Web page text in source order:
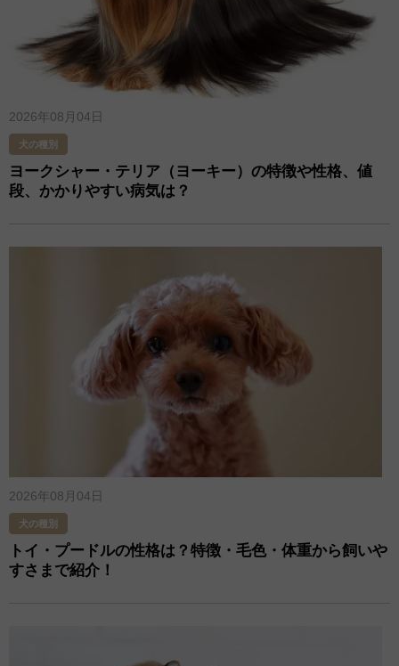
2026年08月04日
犬の種別
ヨークシャー・テリア（ヨーキー）の特徴や性格、値
段、かかりやすい病気は？
2026年08月04日
犬の種別
トイ・プードルの性格は？特徴・毛色・体重から飼いや
すさまで紹介！